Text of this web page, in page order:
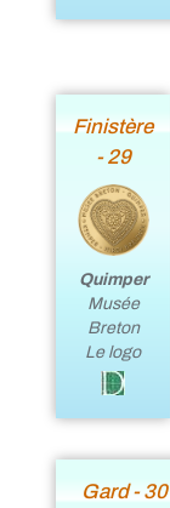
Finistère
- 29
Quimper
Musée
Breton
Le logo
Gard - 30